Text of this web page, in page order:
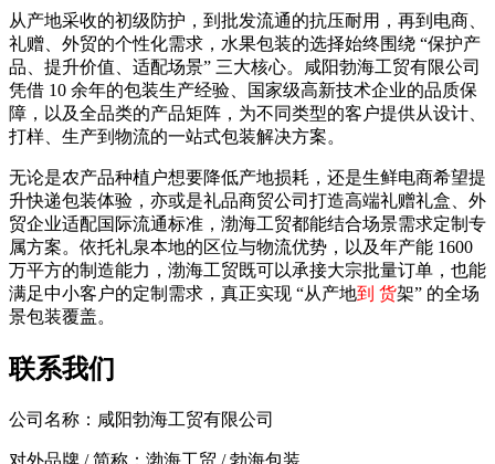
从产地采收的初级防护，到批发流通的抗压耐用，再到电商、
礼赠、外贸的个性化需求，水果包装的选择始终围绕 “保护产
品、提升价值、适配场景” 三大核心。咸阳勃海工贸有限公司
凭借 10 余年的包装生产经验、国家级高新技术企业的品质保
障，以及全品类的产品矩阵，为不同类型的客户提供从设计、
打样、生产到物流的一站式包装解决方案。
无论是农产品种植户想要降低产地损耗，还是生鲜电商希望提
升快递包装体验，亦或是礼品商贸公司打造高端礼赠礼盒、外
贸企业适配国际流通标准，渤海工贸都能结合场景需求定制专
属方案。依托礼泉本地的区位与物流优势，以及年产能 1600
万平方的制造能力，渤海工贸既可以承接大宗批量订单，也能
满足中小客户的定制需求，真正实现 “从产地到 货架” 的全场
景包装覆盖。
联系我们
公司名称：咸阳勃海工贸有限公司
对外品牌 / 简称：渤海工贸 / 勃海包装